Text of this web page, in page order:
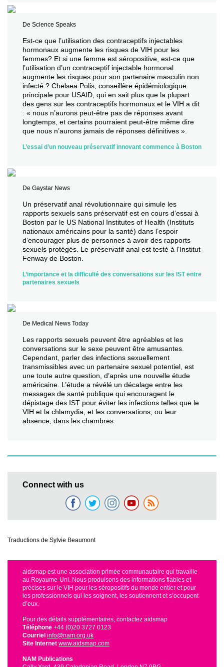
De Science Speaks
Est-ce que l’utilisation des contraceptifs injectables
hormonaux augmente les risques de VIH pour les
femmes? Et si une femme est séropositive, est-ce que
l’utilisation d’un contraceptif injectable hormonal
augmente les risques pour son partenaire masculin non
infecté ? Chelsea Polis, conseillère épidémiologique
principale pour USAID, qui en sait plus que la plupart
des gens sur les contraceptifs hormonaux et le VIH a dit
: « nous n’aurons peut-être pas de réponses avant
longtemps, et certains pourraient peut-être même dire
que nous n’aurons jamais de réponses définitives ».
L’essai d’un nouveau préservatif innovant commence à Boston
De Gaystar News
Un préservatif anal révolutionnaire qui simule les
rapports sexuels sans préservatif est en cours d’essai à
Boston par le US National Institutes of Health (Instituts
nationaux américains pour la santé) dans l’espoir
d’encourager plus de personnes à avoir des rapports
sexuels protégés. Le préservatif anal est testé à l’Institut
Fenway de Boston.
L’importance et la difficulté des conversations sur les IST entre
partenaires sexuels
De Medical News Today
Les rapports sexuels peuvent être agréables et les
conversations sur le sexe peuvent être amusantes.
Cependant, parler des infections sexuellement
transmissibles avec un partenaire sexuel potentiel, est
une toute autre question, d’après une nouvelle étude
américaine. L’étude a révélé un décalage entre les
messages de santé publique qui encouragent le
dépistage des IST pour éviter les infections telles que le
VIH et la chlamydia, et les conversations, ou leur
absence, dans les chambres.
Connect with us
Traductions de Sylvie Beaumont
aidsmap est une association primée communautaire qui travaille
au Royaume-Uni. Nous produisons des informations fiables et
précises sur le VIH pour les séropositifs du monde entier et pour
les professionnels qui les soignent, les soutiennent et s’occupent
d’eux.
Pour des détails supplémentaires, contactez aidsmap
Téléphone +44 (0)20 3727 0123
Courriel info@nam.org.uk
Site Internet www.aidsmap.com
NAM Publications